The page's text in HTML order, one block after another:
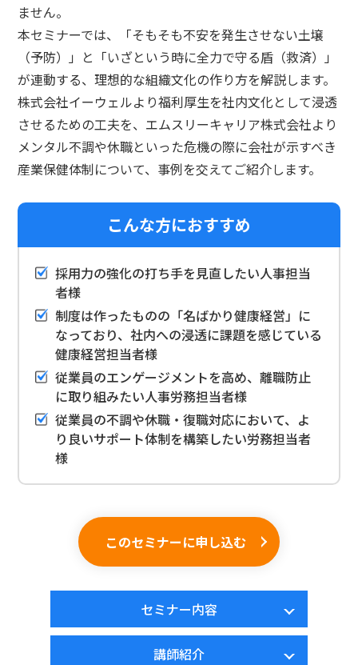
ません。
本セミナーでは、「そもそも不安を発生させない土壌
（予防）」と「いざという時に全力で守る盾（救済）」
が連動する、理想的な組織文化の作り方を解説します。
株式会社イーウェルより福利厚生を社内文化として浸透
させるための工夫を、エムスリーキャリア株式会社より
メンタル不調や休職といった危機の際に会社が示すべき
産業保健体制について、事例を交えてご紹介します。
こんな方におすすめ
採用力の強化の打ち手を見直したい人事担当
者様
制度は作ったものの「名ばかり健康経営」に
なっており、社内への浸透に課題を感じている
健康経営担当者様
従業員のエンゲージメントを高め、離職防止
に取り組みたい人事労務担当者様
従業員の不調や休職・復職対応において、よ
り良いサポート体制を構築したい労務担当者
様
このセミナーに申し込む
セミナー内容
講師紹介